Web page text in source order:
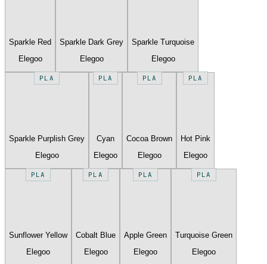
Sparkle Red
Elegoo
Sparkle Dark Grey
Elegoo
Sparkle Turquoise
Elegoo
PLA
Sparkle Purplish Grey
Elegoo
PLA
Cyan
Elegoo
PLA
Cocoa Brown
Elegoo
PLA
Hot Pink
Elegoo
PLA
Sunflower Yellow
Elegoo
PLA
Cobalt Blue
Elegoo
PLA
Apple Green
Elegoo
PLA
Turquoise Green
Elegoo